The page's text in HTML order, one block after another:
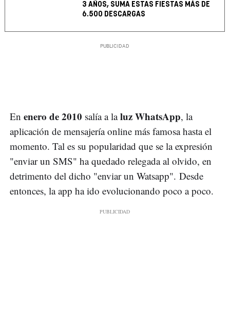
3 AÑOS, SUMA ESTAS FIESTAS MÁS DE
6.500 DESCARGAS
En enero de 2010 salía a laluz WhatsApp, la
aplicación de mensajería online más famosa hasta el
momento. Tal es su popularidad que se la expresión
"enviar un SMS" ha quedado relegada al olvido, en
detrimento del dicho "enviar un Watsapp". Desde
entonces, la app ha ido evolucionando poco a poco.